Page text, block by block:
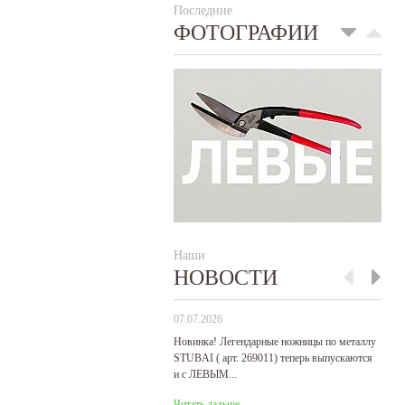
Последние
ФОТОГРАФИИ
Наши
НОВОСТИ
07.07.2026
Новинка! Легендарные ножницы по металлу
STUBAI ( арт. 269011) теперь выпускаются
и с ЛЕВЫМ...